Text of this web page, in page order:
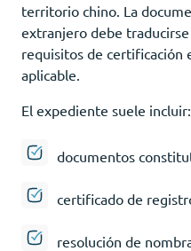
territorio chino. La
extranjero debe
requisitos de certificación
aplicable.
El expediente suele incluir:
documentos
certificado de
resolución de